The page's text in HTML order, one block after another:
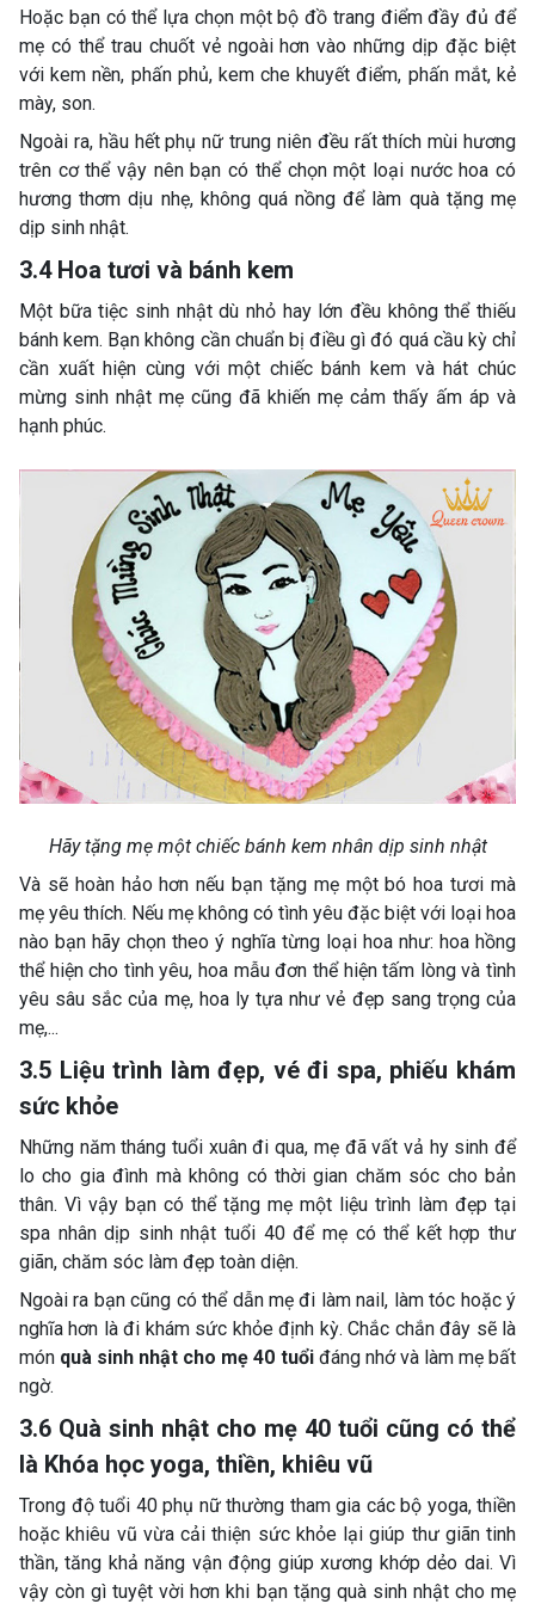
Hoặc bạn có thể lựa chọn một bộ đồ trang điểm đầy đủ để
mẹ có thể trau chuốt vẻ ngoài hơn vào những dịp đặc biệt
với kem nền, phấn phủ, kem che khuyết điểm, phấn mắt, kẻ
mày, son.
Ngoài ra, hầu hết phụ nữ trung niên đều rất thích mùi hương
trên cơ thể vậy nên bạn có thể chọn một loại nước hoa có
hương thơm dịu nhẹ, không quá nồng để làm quà tặng mẹ
dịp sinh nhật.
3.4 Hoa tươi và bánh kem
Một bữa tiệc sinh nhật dù nhỏ hay lớn đều không thể thiếu
bánh kem. Bạn không cần chuẩn bị điều gì đó quá cầu kỳ chỉ
cần xuất hiện cùng với một chiếc bánh kem và hát chúc
mừng sinh nhật mẹ cũng đã khiến mẹ cảm thấy ấm áp và
hạnh phúc.
Hãy tặng mẹ một chiếc bánh kem nhân dịp sinh nhật
Và sẽ hoàn hảo hơn nếu bạn tặng mẹ một bó hoa tươi mà
mẹ yêu thích. Nếu mẹ không có tình yêu đặc biệt với loại hoa
nào bạn hãy chọn theo ý nghĩa từng loại hoa như: hoa hồng
thể hiện cho tình yêu, hoa mẫu đơn thể hiện tấm lòng và tình
yêu sâu sắc của mẹ, hoa ly tựa như vẻ đẹp sang trọng của
mẹ,...
3.5 Liệu trình làm đẹp, vé đi spa, phiếu khám
sức khỏe
Những năm tháng tuổi xuân đi qua, mẹ đã vất vả hy sinh để
lo cho gia đình mà không có thời gian chăm sóc cho bản
thân. Vì vậy bạn có thể tặng mẹ một liệu trình làm đẹp tại
spa nhân dịp sinh nhật tuổi 40 để mẹ có thể kết hợp thư
giãn, chăm sóc làm đẹp toàn diện.
Ngoài ra bạn cũng có thể dẫn mẹ đi làm nail, làm tóc hoặc ý
nghĩa hơn là đi khám sức khỏe định kỳ. Chắc chắn đây sẽ là
món quà sinh nhật cho mẹ 40 tuổiđáng nhớ và làm mẹ bất
ngờ.
3.6 Quà sinh nhật cho mẹ 40 tuổi cũng có thể
là Khóa học yoga, thiền, khiêu vũ
Trong độ tuổi 40 phụ nữ thường tham gia các bộ yoga, thiền
hoặc khiêu vũ vừa cải thiện sức khỏe lại giúp thư giãn tinh
thần, tăng khả năng vận động giúp xương khớp dẻo dai. Vì
vậy còn gì tuyệt vời hơn khi bạn tặng quà sinh nhật cho mẹ